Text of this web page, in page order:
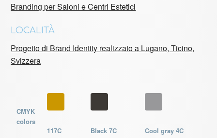
Branding per Saloni e Centri Estetici
LOCALITÀ
Progetto di Brand Identity realizzato a Lugano, Ticino,
Svizzera
CMYK
colors
117C
Black 7C Cool gray 4C